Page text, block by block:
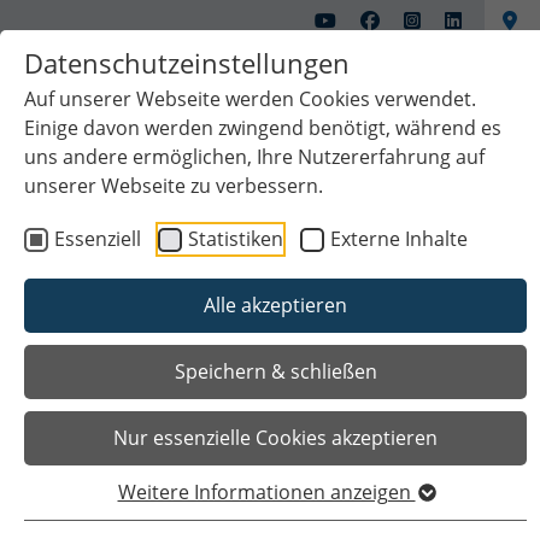
Datenschutzeinstellungen
Auf unserer Webseite werden Cookies verwendet.
Einige davon werden zwingend benötigt, während es
uns andere ermöglichen, Ihre Nutzererfahrung auf
unserer Webseite zu verbessern.
Essenziell
Statistiken Externe Inhalte
Alle akzeptieren
Speichern & schließen
Nur essenzielle Cookies akzeptieren
Weitere Informationen anzeigen
Das Wichtigste auf einen Blick
Startseite Kultur & Freizeit
Gut Altenkamp
Tag des offenen Denkmals